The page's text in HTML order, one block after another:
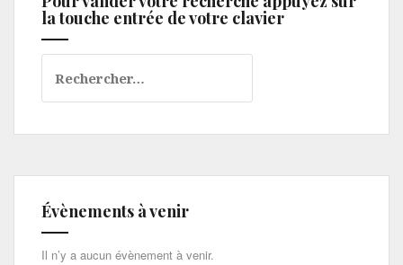
la touche entrée de votre clavier
Évènements à venir
Il n’y a aucun évènement à venir.